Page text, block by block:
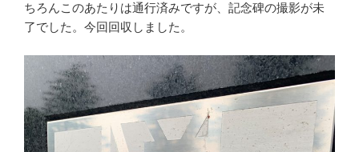
ちろんこのあたりは通行済みですが、記念碑の撮影が未
了でした。今回回収しました。